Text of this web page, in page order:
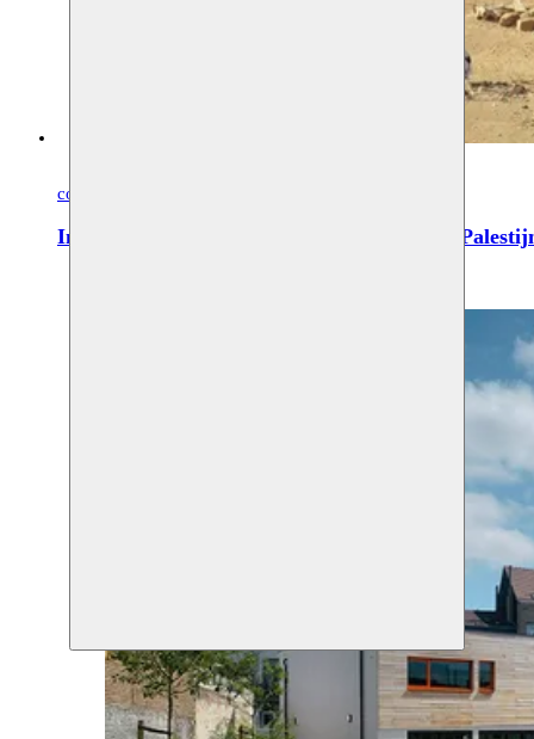
communities
Internationale Dag van Solidariteit met het